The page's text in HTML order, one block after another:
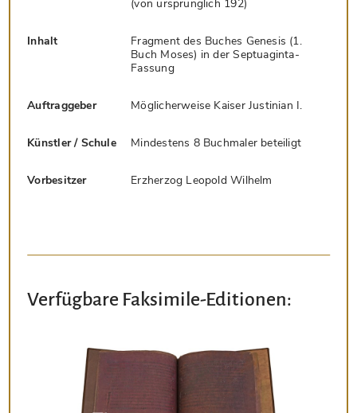
(von ursprünglich 192)
Inhalt
Fragment des Buches Genesis (1.
Buch Moses) in der Septuaginta-
Fassung
Auftraggeber Möglicherweise Kaiser Justinian I.
Künstler / Schule Mindestens 8 Buchmaler beteiligt
Vorbesitzer Erzherzog Leopold Wilhelm
Verfügbare Faksimile-Editionen: